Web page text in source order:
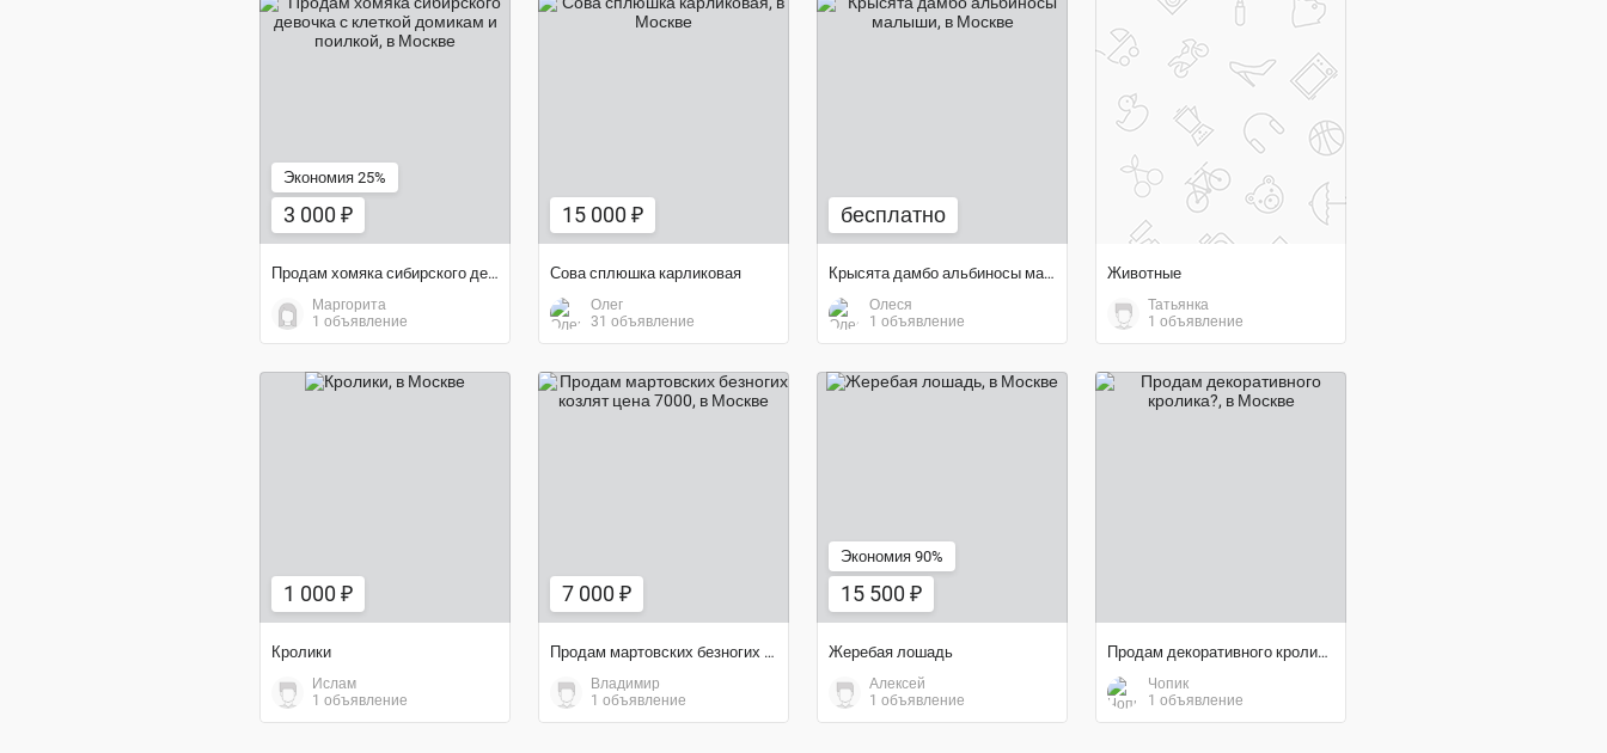
Экономия 25%
3 000 ₽
Продам хомяка сибирского девочка с клеткой домикам и поилкой
Маргорита
1 объявление
15 000 ₽
Сова сплюшка карликовая
Олег
31 объявление
бесплатно
Крысята дамбо альбиносы малыши
Олеся
1 объявление
Животные
Татьянка
1 объявление
договорная цена
1 000 ₽
Кролики
Ислам
1 объявление
7 000 ₽
Продам мартовских безногих козлят цена 7000
Владимир
1 объявление
Экономия 90%
15 500 ₽
Жеребая лошадь
Алексей
1 объявление
Продам декоративного кролика?
Чопик
1 объявление